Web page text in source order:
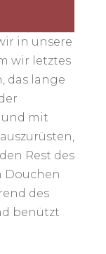
in unsere
wir letztes
das lange
und mit
Rest des
Douchen
des
benützt